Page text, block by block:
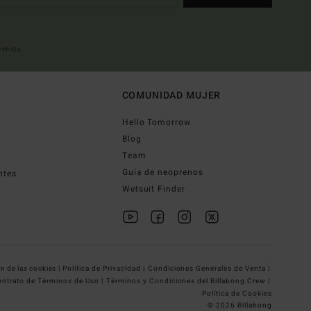
COMUNIDAD MUJER
Hello Tomorrow
Blog
Team
Guía de neoprenos
Wetsuit Finder
de las cookies | Política de Privacidad | Condiciones Generales de Venta |
de Términos de Uso | Términos y Condiciones del Billabong Crew |
Política de Cookies
© 2026 Billabong